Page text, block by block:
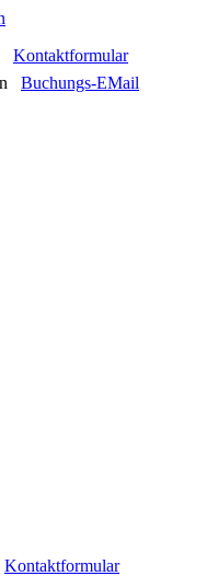
Kontaktformular
Buchungs-EMail
Kontaktformular